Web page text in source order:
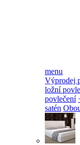
menu
Výprodej
ložní
povlečení
satén